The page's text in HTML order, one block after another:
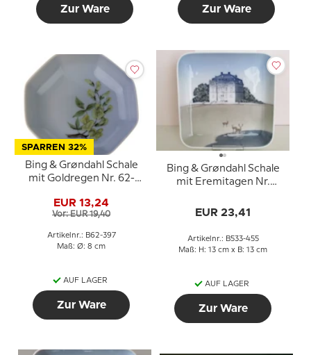
Zur Ware Zur Ware
SPARREN 32%
Bing & Grøndahl Schale
mit Goldregen Nr. 62-
EUR 13,24
Vor: EUR 19,40
Artikelnr.: B62-397
Maß: Ø: 8 cm
AUF LAGER
Zur Ware
Bing & Grøndahl Schale
mit Eremitagen Nr.
EUR 23,41
Artikelnr.: B533-455
Maß: H: 13 cm x B: 13 cm
AUF LAGER
Zur Ware